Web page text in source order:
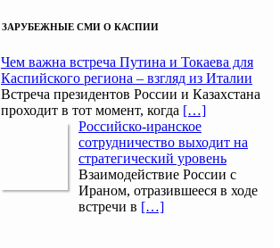
ЗАРУБЕЖНЫЕ СМИ О КАСПИИ
Чем важна встреча Путина и Токаева для
Каспийского региона – взгляд из Италии
Встреча президентов России и Казахстана
проходит в тот момент, когда […]
Российско-иранское
сотрудничество выходит на
стратегический уровень
Взаимодействие России с
Ираном, отразившееся в ходе
встречи в […]